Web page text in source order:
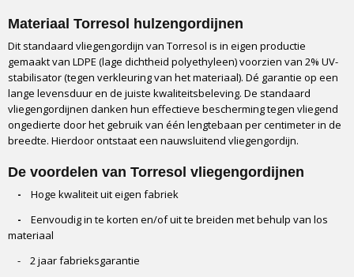
Materiaal Torresol hulzengordijnen
Dit standaard vliegengordijn van Torresol is in eigen productie
gemaakt van LDPE (lage dichtheid polyethyleen) voorzien van 2% UV-
stabilisator (tegen verkleuring van het materiaal). Dé garantie op een
lange levensduur en de juiste kwaliteitsbeleving. De standaard
vliegengordijnen danken hun effectieve bescherming tegen vliegend
ongedierte door het gebruik van één lengtebaan per centimeter in de
breedte. Hierdoor ontstaat een nauwsluitend vliegengordijn.
De voordelen van Torresol vliegengordijnen
- Hoge kwaliteit uit eigen fabriek
- Eenvoudig in te korten en/of uit te breiden met behulp van los
materiaal
- 2 jaar fabrieksgarantie